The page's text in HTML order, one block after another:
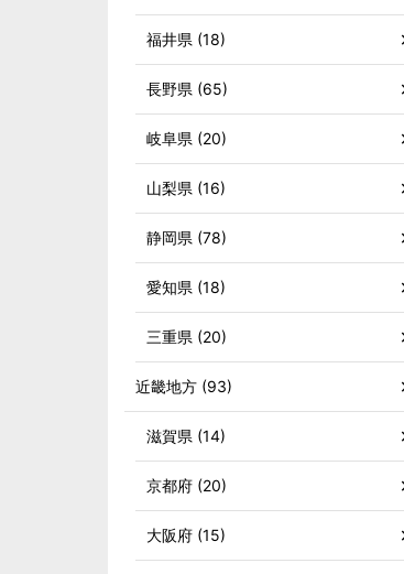
福井県 (18)
長野県 (65)
岐阜県 (20)
山梨県 (16)
静岡県 (78)
愛知県 (18)
三重県 (20)
近畿地方 (93)
滋賀県 (14)
京都府 (20)
大阪府 (15)